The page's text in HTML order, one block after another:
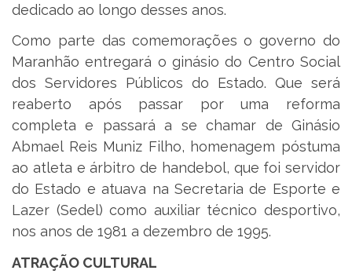
dedicado ao longo desses anos.
Como parte das comemorações o governo do
Maranhão entregará o ginásio do Centro Social
dos Servidores Públicos do Estado. Que será
reaberto após passar por uma reforma
completa e passará a se chamar de Ginásio
Abmael Reis Muniz Filho, homenagem póstuma
ao atleta e árbitro de handebol, que foi servidor
do Estado e atuava na Secretaria de Esporte e
Lazer (Sedel) como auxiliar técnico desportivo,
nos anos de 1981 a dezembro de 1995.
ATRAÇÃO CULTURAL